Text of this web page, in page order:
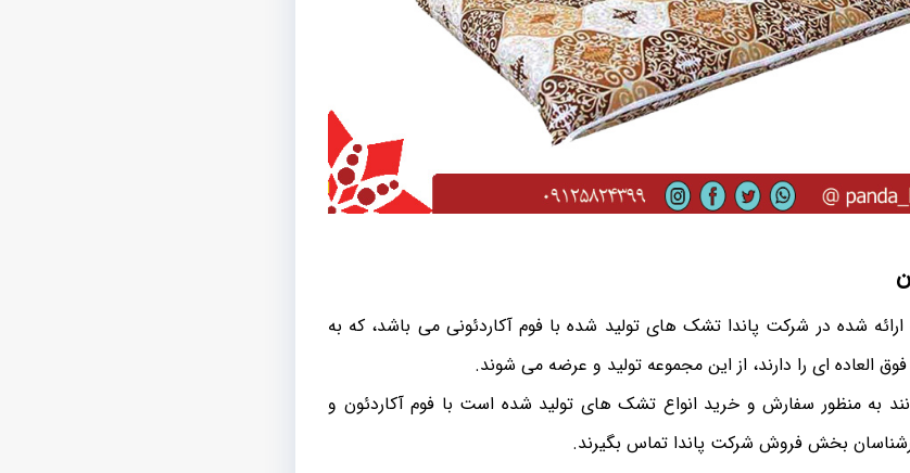
شده در شرکت پاندا تشک های تولید شده با فوم آکاردئونی می باشد، که به
العاده ای را دارند، از این مجموعه تولید و عرضه می شوند.
به منظور سفارش و خرید انواع تشک های تولید شده است با فوم آکاردئون و
بخش فروش شرکت پاندا تماس بگیرند.